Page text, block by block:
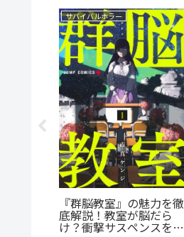
サバイバルホラー
『群脳教室』の魅力を徹
底解説！教室が脳だら
け？衝撃サスペンスを今